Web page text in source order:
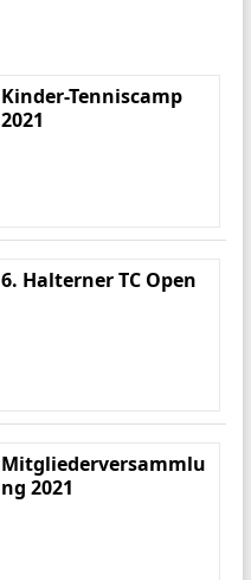
Kinder-Tenniscamp
2021
6. Halterner TC Open
Mitgliederversammlu
ng 2021